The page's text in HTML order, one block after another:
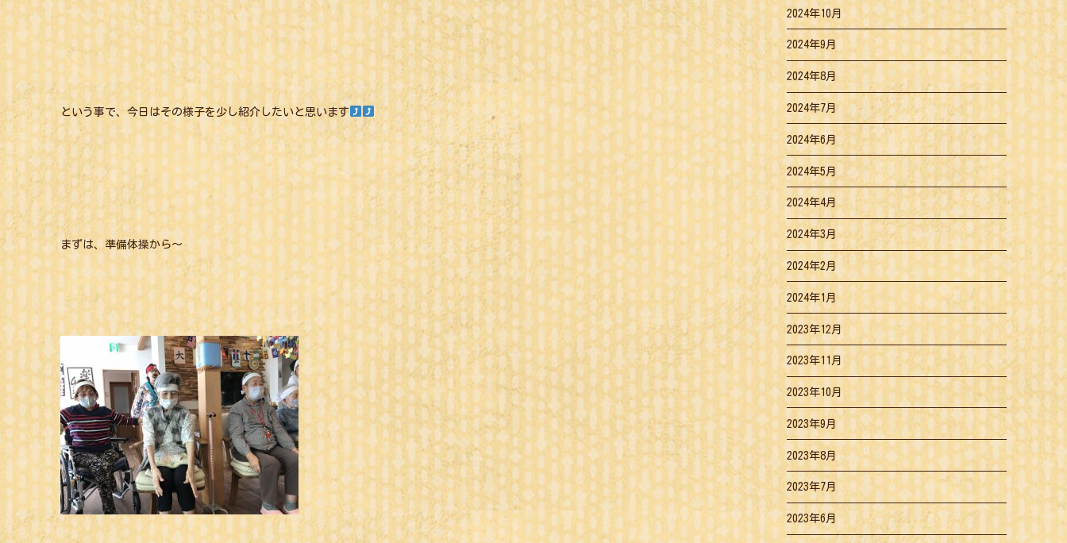
という事で、今日はその様子を少し紹介したいと思います
まずは、準備体操から～
2024年10月
2024年9月
2024年8月
2024年7月
2024年6月
2024年5月
2024年4月
2024年3月
2024年2月
2024年1月
2023年12月
2023年11月
2023年10月
2023年9月
2023年8月
2023年7月
2023年6月